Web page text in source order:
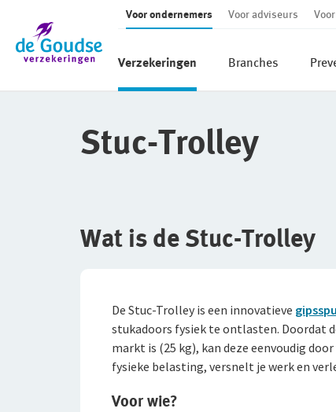
Ga direct naar de inhoud
Voor ondernemers Voor adviseurs
Verzekeringen Branches
Stuc-Trolley
Wat is de Stuc-Trolley
De Stuc-Trolley is een innovatieve
stukadoors fysiek te ontlasten. Doordat
markt is (25 kg), kan deze eenvoudig
fysieke belasting, versnelt je werk en
Voor wie?